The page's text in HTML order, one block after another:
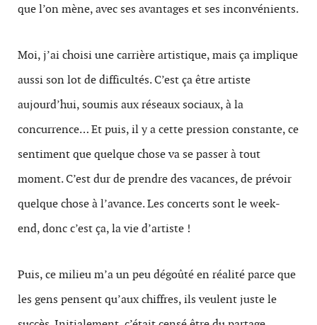
que l’on mène, avec ses avantages et ses inconvénients.
Moi, j’ai choisi une carrière artistique, mais ça implique
aussi son lot de difficultés. C’est ça être artiste
aujourd’hui, soumis aux réseaux sociaux, à la
concurrence… Et puis, il y a cette pression constante, ce
sentiment que quelque chose va se passer à tout
moment. C’est dur de prendre des vacances, de prévoir
quelque chose à l’avance. Les concerts sont le week-
end, donc c’est ça, la vie d’artiste !
Puis, ce milieu m’a un peu dégoûté en réalité parce que
les gens pensent qu’aux chiffres, ils veulent juste le